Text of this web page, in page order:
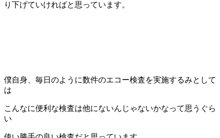
り下げていければと思っています。
僕自身、毎日のように数件のエコー検査を実施するみとして
は
こんなに便利な検査は他にないんじゃないかなって思うぐら
い